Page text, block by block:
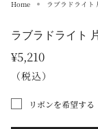
Home ラブラドライト
ラブラドライト
¥5,210
（税込）
リボンを希望する